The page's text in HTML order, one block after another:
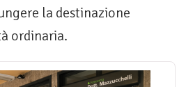
la destinazione
ordinaria.